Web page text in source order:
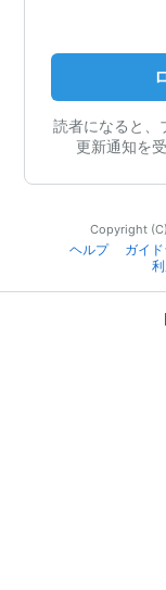
読者になると、
更新通知を
Copyright
ヘルプ
ガイ